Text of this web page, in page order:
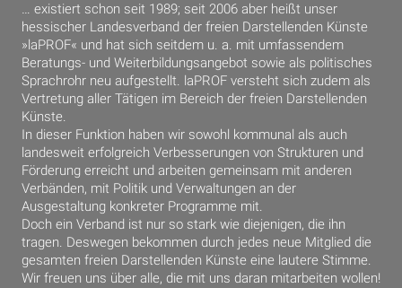
… existiert schon seit 1989; seit 2006 aber heißt unser
hessischer Landesverband der freien Darstellenden Künste
»laPROF« und hat sich seitdem u. a. mit umfassendem
Beratungs- und Weiterbildungsangebot sowie als politisches
Sprachrohr neu aufgestellt. laPROF versteht sich zudem als
Vertretung aller Tätigen im Bereich der freien Darstellenden
Künste.
In dieser Funktion haben wir sowohl kommunal als auch
landesweit erfolgreich Verbesserungen von Strukturen und
Förderung erreicht und arbeiten gemeinsam mit anderen
Verbänden, mit Politik und Verwaltungen an der
Ausgestaltung konkreter Programme mit.
Doch ein Verband ist nur so stark wie diejenigen, die ihn
tragen. Deswegen bekommen durch jedes neue Mitglied die
gesamten freien Darstellenden Künste eine lautere Stimme.
Wir freuen uns über alle, die mit uns daran mitarbeiten wollen!